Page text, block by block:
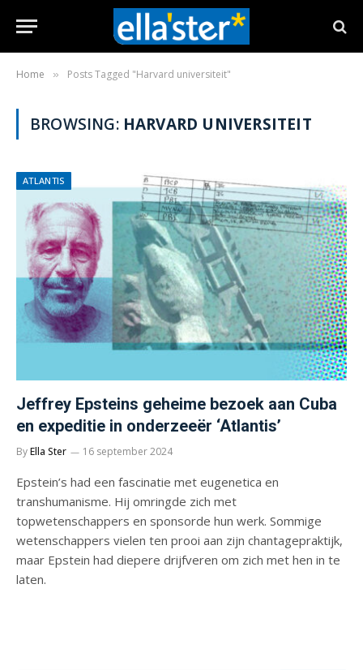
Home » Posts Tagged "Harvard universiteit"
BROWSING: HARVARD UNIVERSITEIT
ATLANTIS
Jeffrey Epsteins geheime bezoek aan Cuba
en expeditie in onderzeeër ‘Atlantis’
ByElla Ster 16 september 2024
Epstein’s had een fascinatie met eugenetica en
transhumanisme. Hij omringde zich met
topwetenschappers en sponsorde hun werk. Sommige
wetenschappers vielen ten prooi aan zijn chantagepraktijk,
maar Epstein had diepere drijfveren om zich met hen in te
laten.